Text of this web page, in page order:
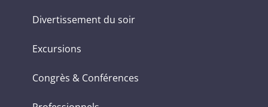
Divertissement du soir
Excursions
Congrès & Conférences